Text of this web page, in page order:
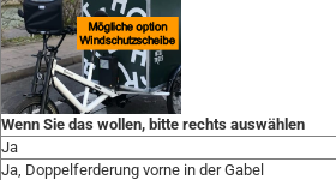
Wenn Sie das wollen, bitte rechts auswählen
Ja
Ja, Doppelferderung vorne in der Gabel